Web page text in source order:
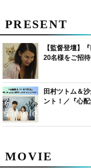
MOVIE
PRESENT
【監督登壇】
20名様をご招待
田村ツトム＆
ント！／『心配